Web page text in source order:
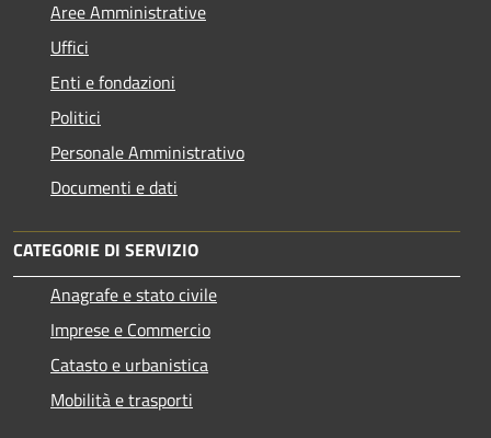
Aree Amministrative
Uffici
Enti e fondazioni
Politici
Personale Amministrativo
Documenti e dati
CATEGORIE DI SERVIZIO
Anagrafe e stato civile
Imprese e Commercio
Catasto e urbanistica
Mobilità e trasporti